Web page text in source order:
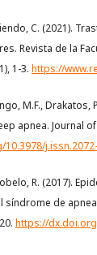
C. (2021).
Revista de la
1-3. https://
M.F.,
apnea. Journal
R. (2017).
de
https://